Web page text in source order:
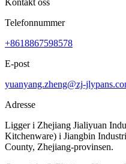
Telefonnummer
+8618867598578
E-post
yuanyang.zheng@zj-
Adresse
Ligger i Zhejiang Jialiyuan
Kitchenware) i Jiangbin
County, Zhejiang-provinsen.